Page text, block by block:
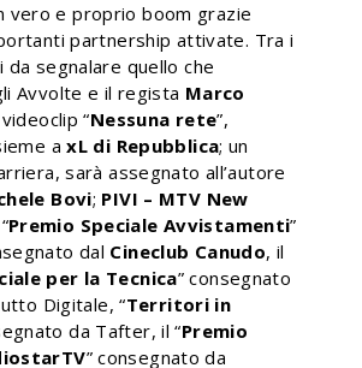
vero e proprio boom grazie
partnership attivate. Tra i
da segnalare quello che
Avvolte e il regista Marco
“Nessuna rete”,
axL di Repubblica; un
sarà assegnato all’autore
Bovi; PIVI – MTV New
Premio Speciale Avvistamenti”
dal Cineclub Canudo, il
per la Tecnica” consegnato
Digitale, “Territori in
da Tafter, il “Premio
” consegnato da